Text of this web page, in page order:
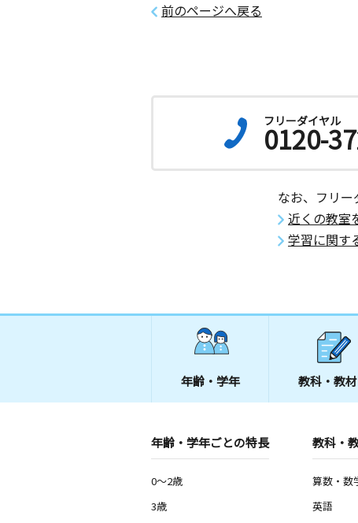
笠神教室
火 木 金 土
宮城県多賀城市笠神１丁目８－２９
神谷沢菅谷教室
水 木 金 土
前のページへ戻る
フリーダイヤル
0120-
なお、フリー
近くの教室
学習に関す
年齢・学年 教科・教材
年齢・学年ごとの特長
0～2歳
3歳
教科・
算数・数
英語